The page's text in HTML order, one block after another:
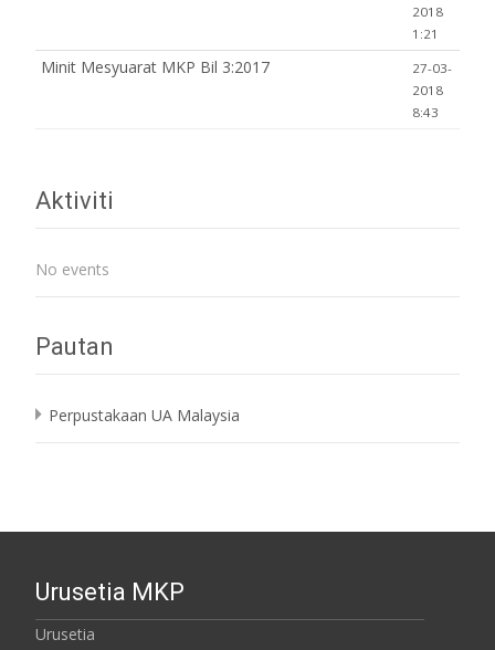
2018
1:21
Minit Mesyuarat MKP Bil 3:2017
27-03-
2018
8:43
Aktiviti
No events
Pautan
Perpustakaan UA Malaysia
Urusetia MKP
Urusetia